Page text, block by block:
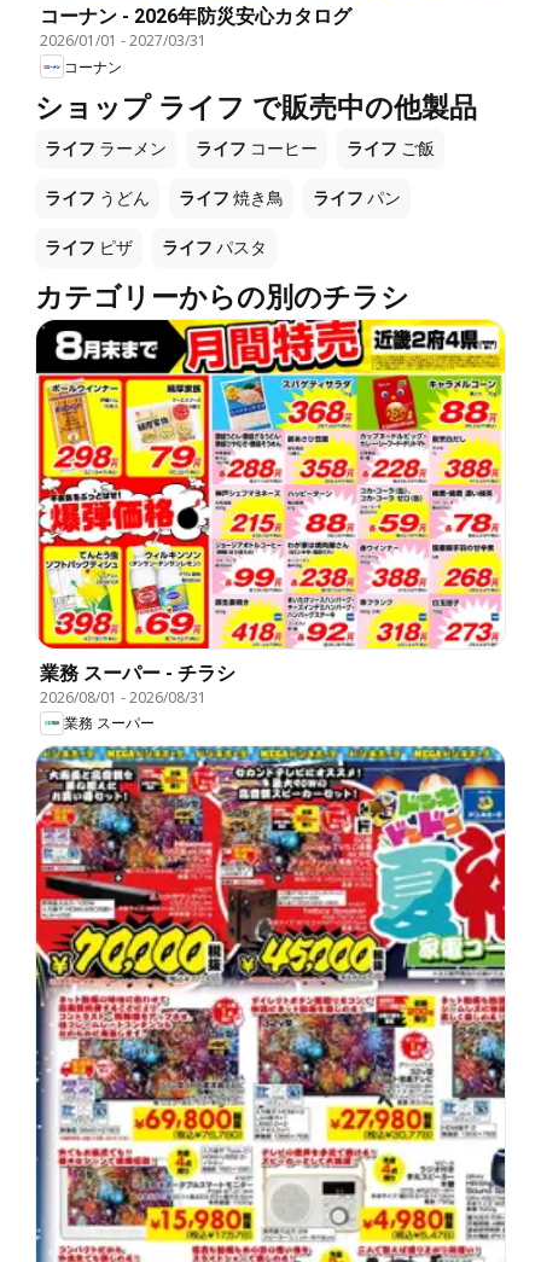
コーナン - 2026年防災安心カタログ
2026/01/01 -2027/03/31
コーナン
ショップ ライフ で販売中の他製品
ライフ ラーメン ライフ コーヒー ライフ ご飯
ライフ うどん ライフ 焼き鳥 ライフ パン
ライフ ピザ ライフ パスタ
カテゴリーからの別のチラシ
業務 スーパー - チラシ
2026/08/01 -2026/08/31
業務 スーパー